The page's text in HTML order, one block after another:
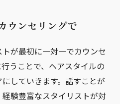
ウンセリングで
が最初に一対一でカウンセ
うことで、ヘアスタイルの
していきます。話すことが
験豊富なスタイリストが対